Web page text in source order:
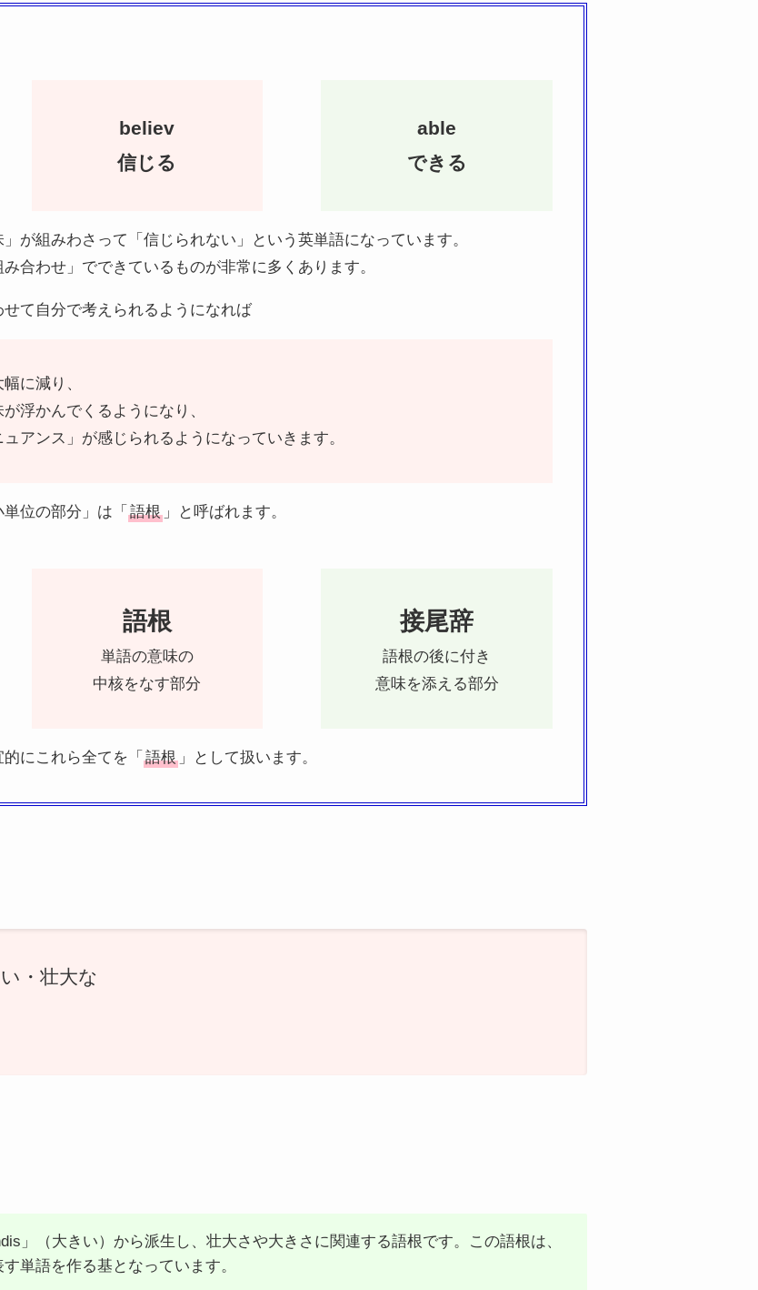
believ
信じる
able
できる
が組みわさって「信じられない」という英単語になっています。
合わせ」でできているものが非常に多くあります。
て自分で考えられるようになれば
に減り、
浮かんでくるようになり、
アンス」が感じられるようになっていきます。
位の部分」は「 語根 」と呼ばれます。
語根
単語の意味の
中核をなす部分
接尾辞
語根の後に付き
意味を添える部分
にこれら全てを「 語根 」として扱います。
・壮大な
」（大きい）から派生し、壮大さや大きさに関連する語根です。この語根は、
単語を作る基となっています。